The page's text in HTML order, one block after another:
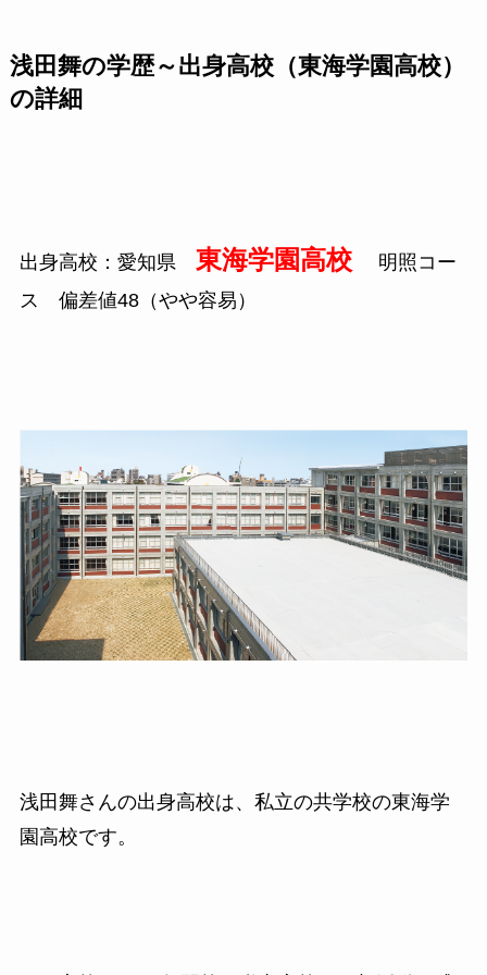
浅田舞の学歴～出身高校（東海学園高校）
の詳細
出身高校：愛知県 東海学園高校
明照コー
ス 偏差値48（やや容易）
浅田舞さんの出身高校は、私立の共学校の東海学
園高校です。